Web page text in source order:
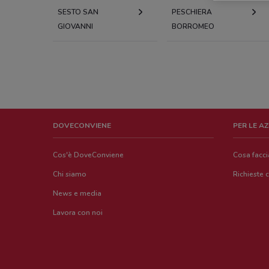
SESTO SAN
GIOVANNI
PESCHIERA
BORROMEO
DOVECONVIENE
Cos'è DoveConviene
Chi siamo
News e media
Lavora con noi
PER LE
Cosa
Richieste